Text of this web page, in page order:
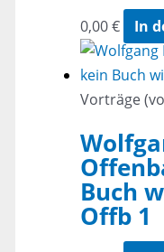
0,00€ In
Vorträge
Buch
Offb 1